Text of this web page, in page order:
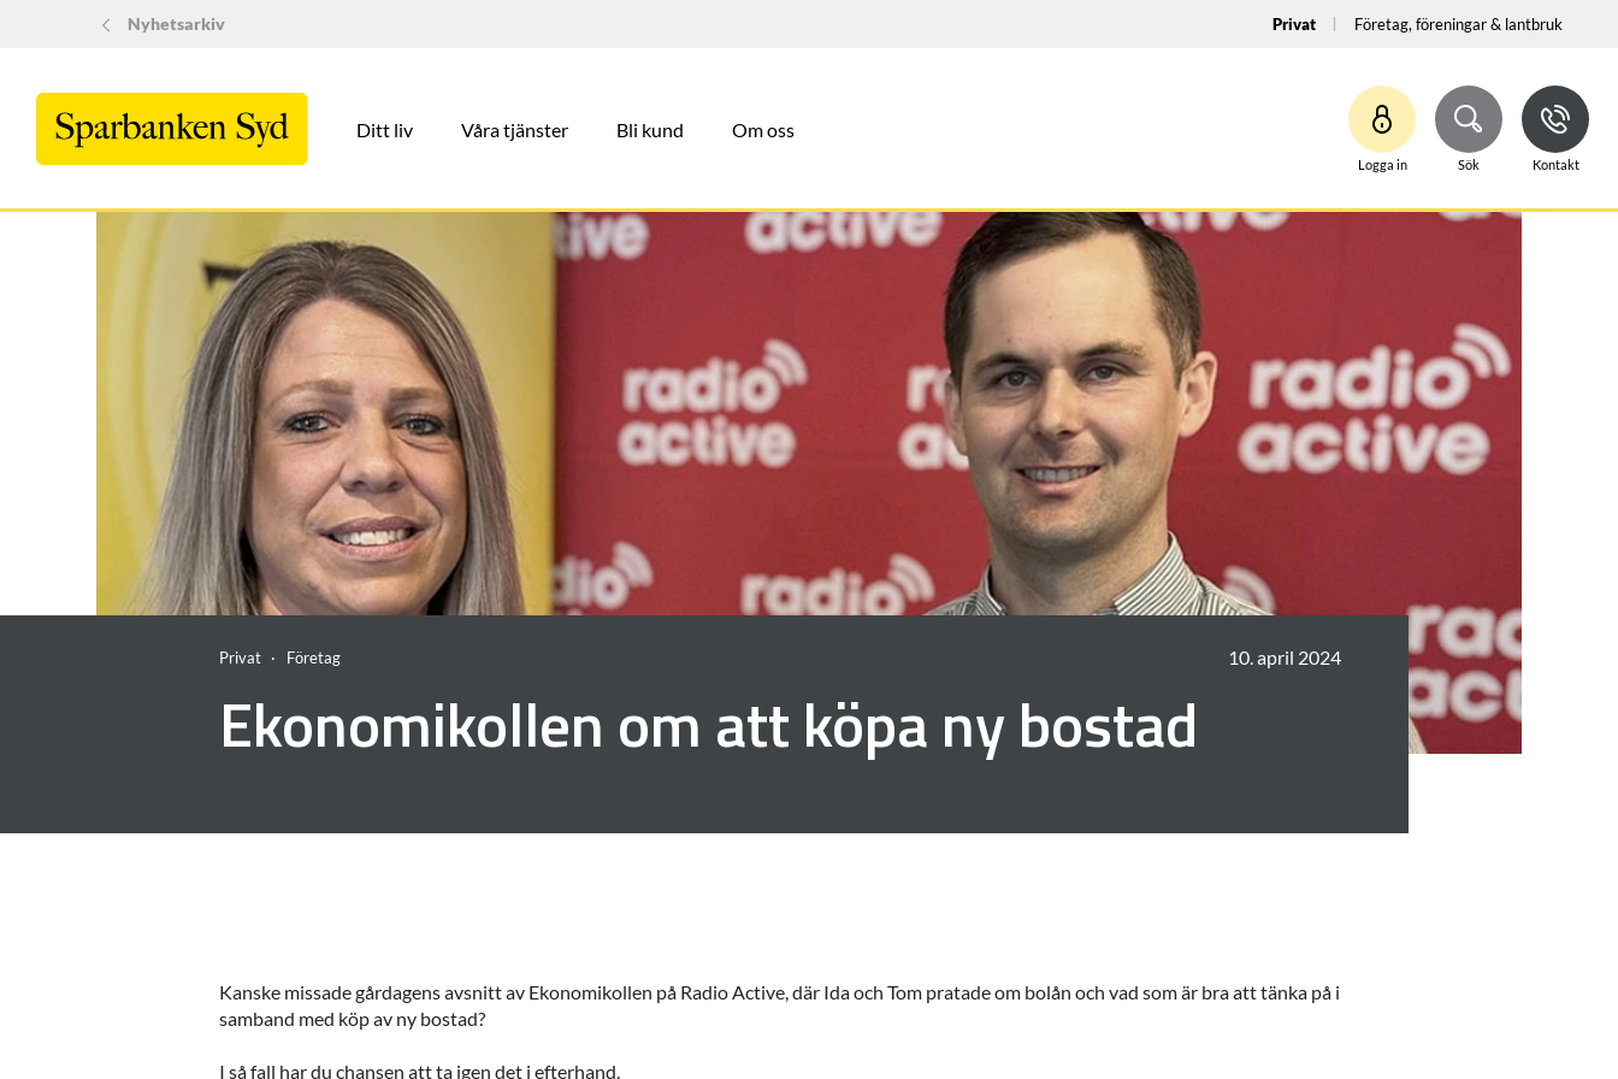
Nyhetsarkiv Privat Företag, föreningar & lantbruk
Ditt liv Våra tjänster Bli kund Om oss
Logga in Sök Kontakt
Privat Företag
Ekonomikollen om att köpa ny bostad
10. april 2024
Kanske missade gårdagens avsnitt av Ekonomikollen på Radio Active, där Ida och Tom pratade om bolån och vad som är bra att tänka på i
samband med köp av ny bostad?
I så fall har du chansen att ta igen det i efterhand.